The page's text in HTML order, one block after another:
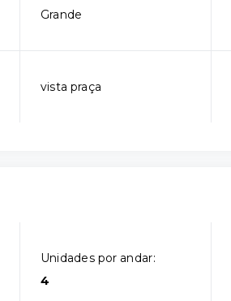
Grande
vista praça
Unidades por andar:
4